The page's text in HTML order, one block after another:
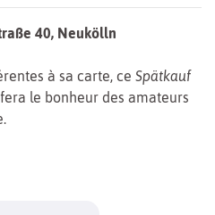
40, Neukölln
à sa carte, ce Spätkauf
le bonheur des amateurs